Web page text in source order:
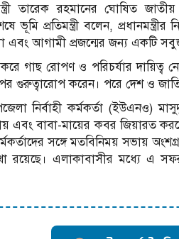
তারেক রহমানের ঘোষিত
ভূমি প্রতিমন্ত্রী বলেন,
এবং আগামী প্রজন্মের জন্য একটি
গাছ রোপণ ও পরিচর্যার দায়িত্ব
গুরুত্বারোপ করেন। পরে দেশ ও
নির্বাহী কর্মকর্তা (ইউএনও)
এবং বাবা-মায়ের কবর জিয়ারত
সঙ্গে মতবিনিময় সভায়
রয়েছে। এলাকাবাসীর মধ্যে এ